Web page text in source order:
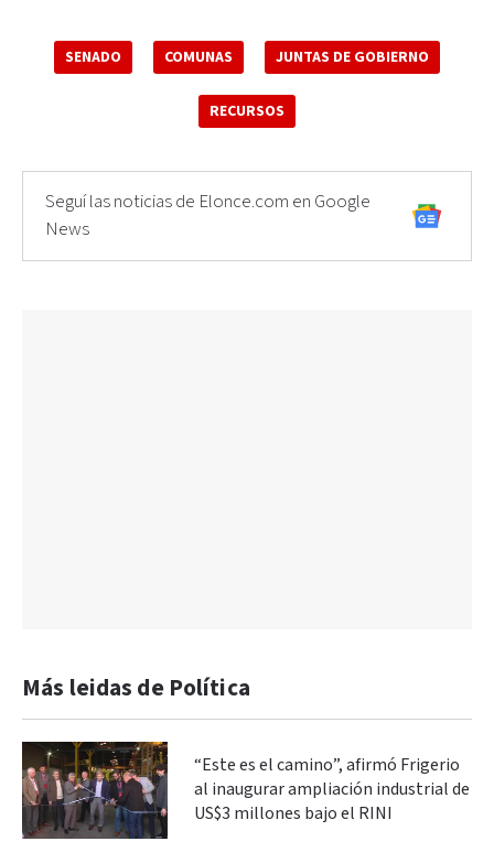
SENADO COMUNAS JUNTAS DE GOBIERNO
RECURSOS
Seguí las noticias de Elonce.com en Google
News
Más leidas de Política
“Este es el camino”, afirmó Frigerio
al inaugurar ampliación industrial de
US$3 millones bajo el RINI